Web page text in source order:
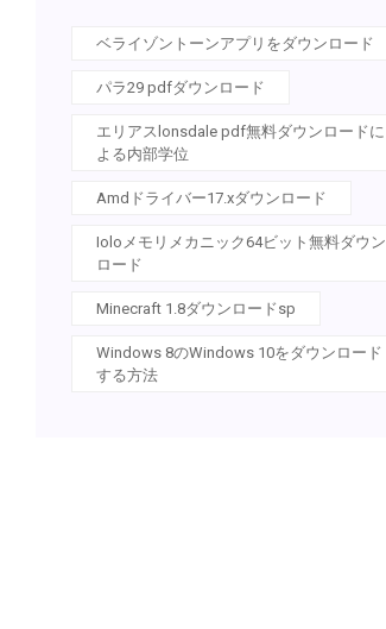
ベライゾントーンアプリをダウンロード
パラ29 pdfダウンロード
エリアスlonsdale pdf無料ダウンロードに
よる内部学位
Amdドライバー17.xダウンロード
Ioloメモリメカニック64ビット無料ダウン
ロード
Minecraft 1.8ダウンロードsp
Windows 8のWindows 10をダウンロード
する方法